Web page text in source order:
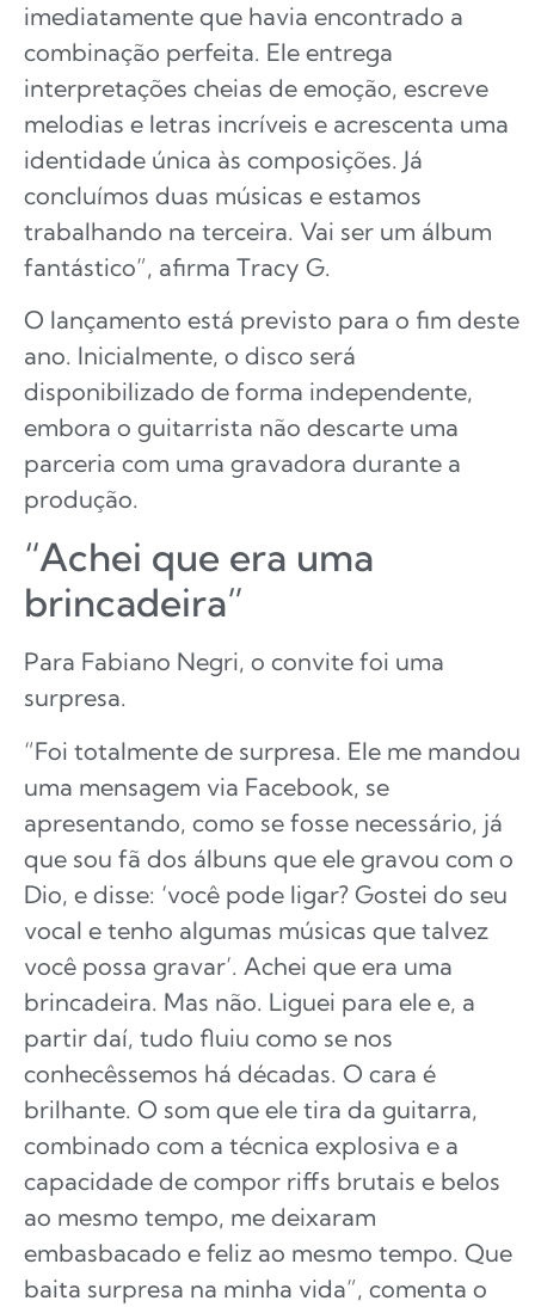
imediatamente que havia encontrado a
combinação perfeita. Ele entrega
interpretações cheias de emoção, escreve
melodias e letras incríveis e acrescenta uma
identidade única às composições. Já
concluímos duas músicas e estamos
trabalhando na terceira. Vai ser um álbum
fantástico”, afirma Tracy G.
O lançamento está previsto para o fim deste
ano. Inicialmente, o disco será
disponibilizado de forma independente,
embora o guitarrista não descarte uma
parceria com uma gravadora durante a
produção.
“Achei que era uma
brincadeira”
Para Fabiano Negri, o convite foi uma
surpresa.
“Foi totalmente de surpresa. Ele me mandou
uma mensagem via Facebook, se
apresentando, como se fosse necessário, já
que sou fã dos álbuns que ele gravou com o
Dio, e disse: ‘você pode ligar? Gostei do seu
vocal e tenho algumas músicas que talvez
você possa gravar’. Achei que era uma
brincadeira. Mas não. Liguei para ele e, a
partir daí, tudo fluiu como se nos
conhecêssemos há décadas. O cara é
brilhante. O som que ele tira da guitarra,
combinado com a técnica explosiva e a
capacidade de compor riffs brutais e belos
ao mesmo tempo, me deixaram
embasbacado e feliz ao mesmo tempo. Que
baita surpresa na minha vida”, comenta o